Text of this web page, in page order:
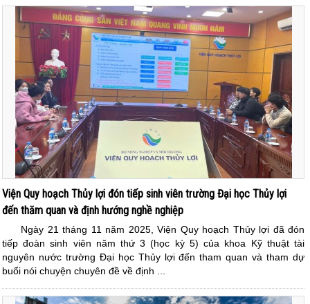
Viện Quy hoạch Thủy lợi đón tiếp sinh viên trường Đại học Thủy lợi
đến thăm quan và định hướng nghề nghiệp
Ngày 21 tháng 11 năm 2025, Viện Quy hoạch Thủy lợi đã đón
tiếp đoàn sinh viên năm thứ 3 (học kỳ 5) của khoa Kỹ thuật tài
nguyên nước trường Đại học Thủy lợi đến tham quan và tham dự
buổi nói chuyện chuyên đề về định ...